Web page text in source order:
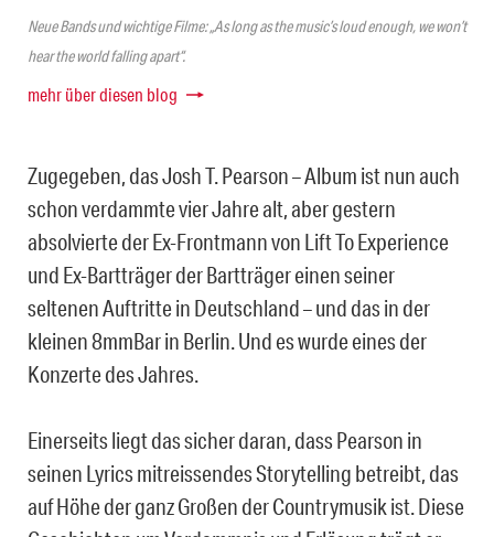
Neue Bands und wichtige Filme: „As long as the music’s loud enough, we won’t
hear the world falling apart“.
mehr über diesen blog
Zugegeben, das Josh T. Pearson – Album ist nun auch
schon verdammte vier Jahre alt, aber gestern
absolvierte der Ex-Frontmann von Lift To Experience
und Ex-Bartträger der Bartträger einen seiner
seltenen Auftritte in Deutschland – und das in der
kleinen 8mmBar in Berlin. Und es wurde eines der
Konzerte des Jahres.
Einerseits liegt das sicher daran, dass Pearson in
seinen Lyrics mitreissendes Storytelling betreibt, das
auf Höhe der ganz Großen der Countrymusik ist. Diese